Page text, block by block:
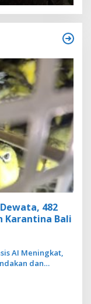
482
Karantina Bali
AI Meningkat,
dan
Penipuan